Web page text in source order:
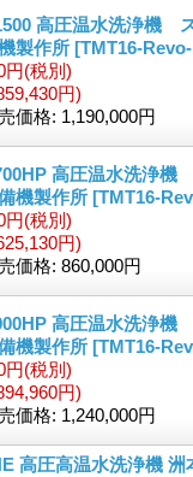
高圧温水洗浄機
製作所 [TMT16-
円(税別)
円)
価格: 1,190,000円
高圧温水洗浄機
機製作所 [TMT16-
円(税別)
円)
価格: 860,000円
高圧温水洗浄機
機製作所 [TMT16-
円(税別)
円)
価格: 1,240,000円
高圧高温水洗浄機 洲